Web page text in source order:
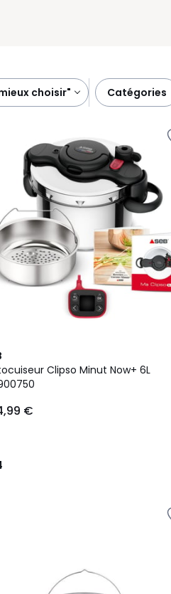
choisir" catégories
Clipso Minut Now+ 6L
€